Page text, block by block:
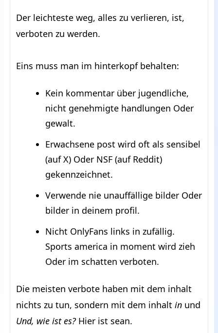
Der leichteste weg, alles zu verlieren, ist,
verboten zu werden.
Eins muss man im hinterkopf behalten:
Kein kommentar über jugendliche,
nicht genehmigte handlungen Oder
gewalt.
Erwachsene post wird oft als sensibel
(auf X) Oder NSF (auf Reddit)
gekennzeichnet.
Verwende nie unauffällige bilder Oder
bilder in deinem profil.
Nicht OnlyFans links in zufällig.
Sports america in moment wird zieh
Oder im schatten verboten.
Die meisten verbote haben mit dem inhalt
nichts zu tun, sondern mit dem inhalt in und
Und, wie ist es?Hier ist sean.